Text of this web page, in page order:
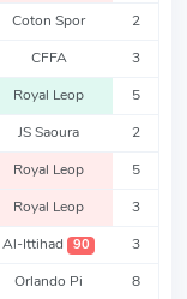
Coton Spor 2
CFFA 3
Royal Leop 5
JS Saoura 2
Royal Leop 5
Royal Leop 3
Al-Ittihad 90 3
Orlando Pi 8